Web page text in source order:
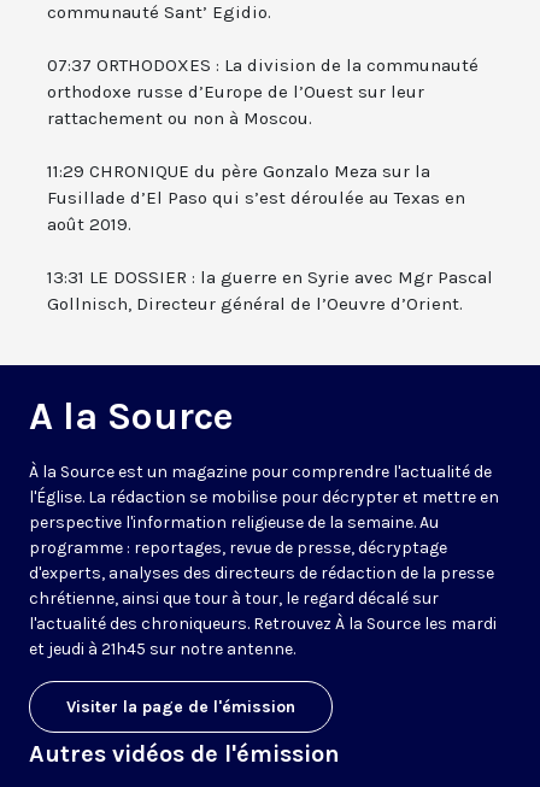
communauté Sant’ Egidio.
07:37 ORTHODOXES : La division de la communauté
orthodoxe russe d’Europe de l’Ouest sur leur
rattachement ou non à Moscou.
11:29 CHRONIQUE du père Gonzalo Meza sur la
Fusillade d’El Paso qui s’est déroulée au Texas en
août 2019.
13:31 LE DOSSIER : la guerre en Syrie avec Mgr Pascal
Gollnisch, Directeur général de l’Oeuvre d’Orient.
A la Source
À la Source est un magazine pour comprendre l'actualité de
l'Église. La rédaction se mobilise pour décrypter et mettre en
perspective l'information religieuse de la semaine. Au
programme : reportages, revue de presse, décryptage
d'experts, analyses des directeurs de rédaction de la presse
chrétienne, ainsi que tour à tour, le regard décalé sur
l'actualité des chroniqueurs. Retrouvez À la Source les mardi
et jeudi à 21h45 sur notre antenne.
Visiter la page de l'émission
Autres vidéos de l'émission